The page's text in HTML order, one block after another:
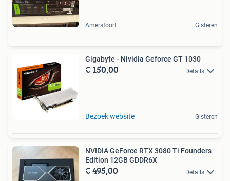
Amersfoort Gisteren
Gigabyte - Nividia Geforce GT 1030
€ 150,00 Details
Bezoek website Gisteren
NVIDIA GeForce RTX 3080 Ti Founders
Edition 12GB GDDR6X
€ 495,00 Details